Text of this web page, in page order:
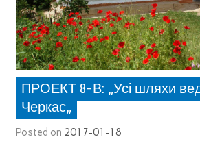
ПРОЕКТ 8-В: „Усі шляхи
Черкас„
Posted on 2017-01-18